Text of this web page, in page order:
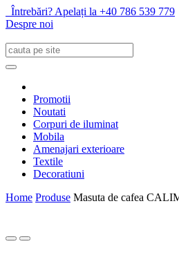
Întrebări? Apelați la +40 786 539 779
Despre noi
Promotii
Noutati
Corpuri de iluminat
Mobila
Amenajari exterioare
Textile
Decoratiuni
Home Produse Masuta de cafea